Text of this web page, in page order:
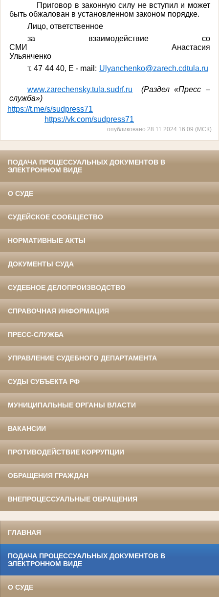
Приговор в законную силу не вступил и может
быть обжалован в установленном законом порядке.
Лицо, ответственное
за взаимодействие со
СМИ Анастасия
Ульянченко
т. 47 44 40, E - mail: Ulyanchenko@zarech.cdtula.ru
www.zarechensky.tula.sudrf.ru (Раздел «Пресс –
служба»)
https://t.me/s/sudpress71
https://vk.com/sudpress71
опубликовано 28.11.2024 16:09 (МСК)
ПОДАЧА ПРОЦЕССУАЛЬНЫХ ДОКУМЕНТОВ В
ЭЛЕКТРОННОМ ВИДЕ
О СУДЕ
СУДЕЙСКОЕ СООБЩЕСТВО
НОРМАТИВНЫЕ АКТЫ
ДОКУМЕНТЫ СУДА
СУДЕБНОЕ ДЕЛОПРОИЗВОДСТВО
СПРАВОЧНАЯ ИНФОРМАЦИЯ
ПРЕСС-СЛУЖБА
УПРАВЛЕНИЕ СУДЕБНОГО ДЕПАРТАМЕНТА
СУДЫ СУБЪЕКТА РФ
МУНИЦИПАЛЬНЫЕ ОРГАНЫ ВЛАСТИ
ВАКАНСИИ
ПРОТИВОДЕЙСТВИЕ КОРРУПЦИИ
ОБРАЩЕНИЯ ГРАЖДАН
ВНЕПРОЦЕССУАЛЬНЫЕ ОБРАЩЕНИЯ
ГЛАВНАЯ
ПОДАЧА ПРОЦЕССУАЛЬНЫХ ДОКУМЕНТОВ В
ЭЛЕКТРОННОМ ВИДЕ
О СУДЕ